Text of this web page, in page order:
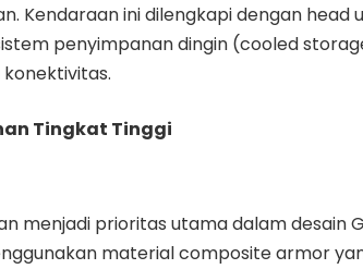
Kendaraan ini dilengkapi dengan head
penyimpanan dingin (cooled
Tingkat Tinggi
menjadi prioritas utama dalam desain
material composite armor